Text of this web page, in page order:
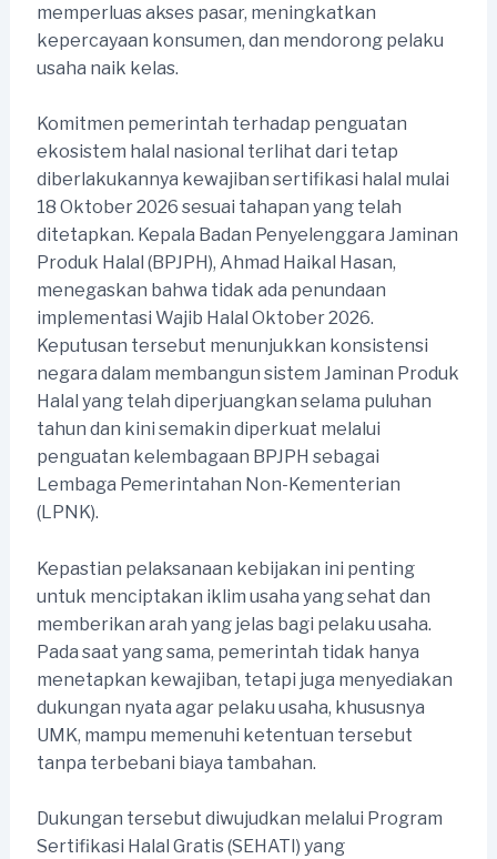
memperluas akses pasar, meningkatkan
kepercayaan konsumen, dan mendorong pelaku
usaha naik kelas.
Komitmen pemerintah terhadap penguatan
ekosistem halal nasional terlihat dari tetap
diberlakukannya kewajiban sertifikasi halal mulai
18 Oktober 2026 sesuai tahapan yang telah
ditetapkan. Kepala Badan Penyelenggara Jaminan
Produk Halal (BPJPH), Ahmad Haikal Hasan,
menegaskan bahwa tidak ada penundaan
implementasi Wajib Halal Oktober 2026.
Keputusan tersebut menunjukkan konsistensi
negara dalam membangun sistem Jaminan Produk
Halal yang telah diperjuangkan selama puluhan
tahun dan kini semakin diperkuat melalui
penguatan kelembagaan BPJPH sebagai
Lembaga Pemerintahan Non-Kementerian
(LPNK).
Kepastian pelaksanaan kebijakan ini penting
untuk menciptakan iklim usaha yang sehat dan
memberikan arah yang jelas bagi pelaku usaha.
Pada saat yang sama, pemerintah tidak hanya
menetapkan kewajiban, tetapi juga menyediakan
dukungan nyata agar pelaku usaha, khususnya
UMK, mampu memenuhi ketentuan tersebut
tanpa terbebani biaya tambahan.
Dukungan tersebut diwujudkan melalui Program
Sertifikasi Halal Gratis (SEHATI) yang